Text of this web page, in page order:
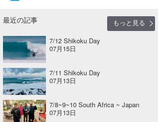
最近の記事
もっと見る
7/12 Shikoku Day
07月15日
7/11 Shikoku Day
07月13日
7/8~9~10 South Africa ~ Japan
07月13日